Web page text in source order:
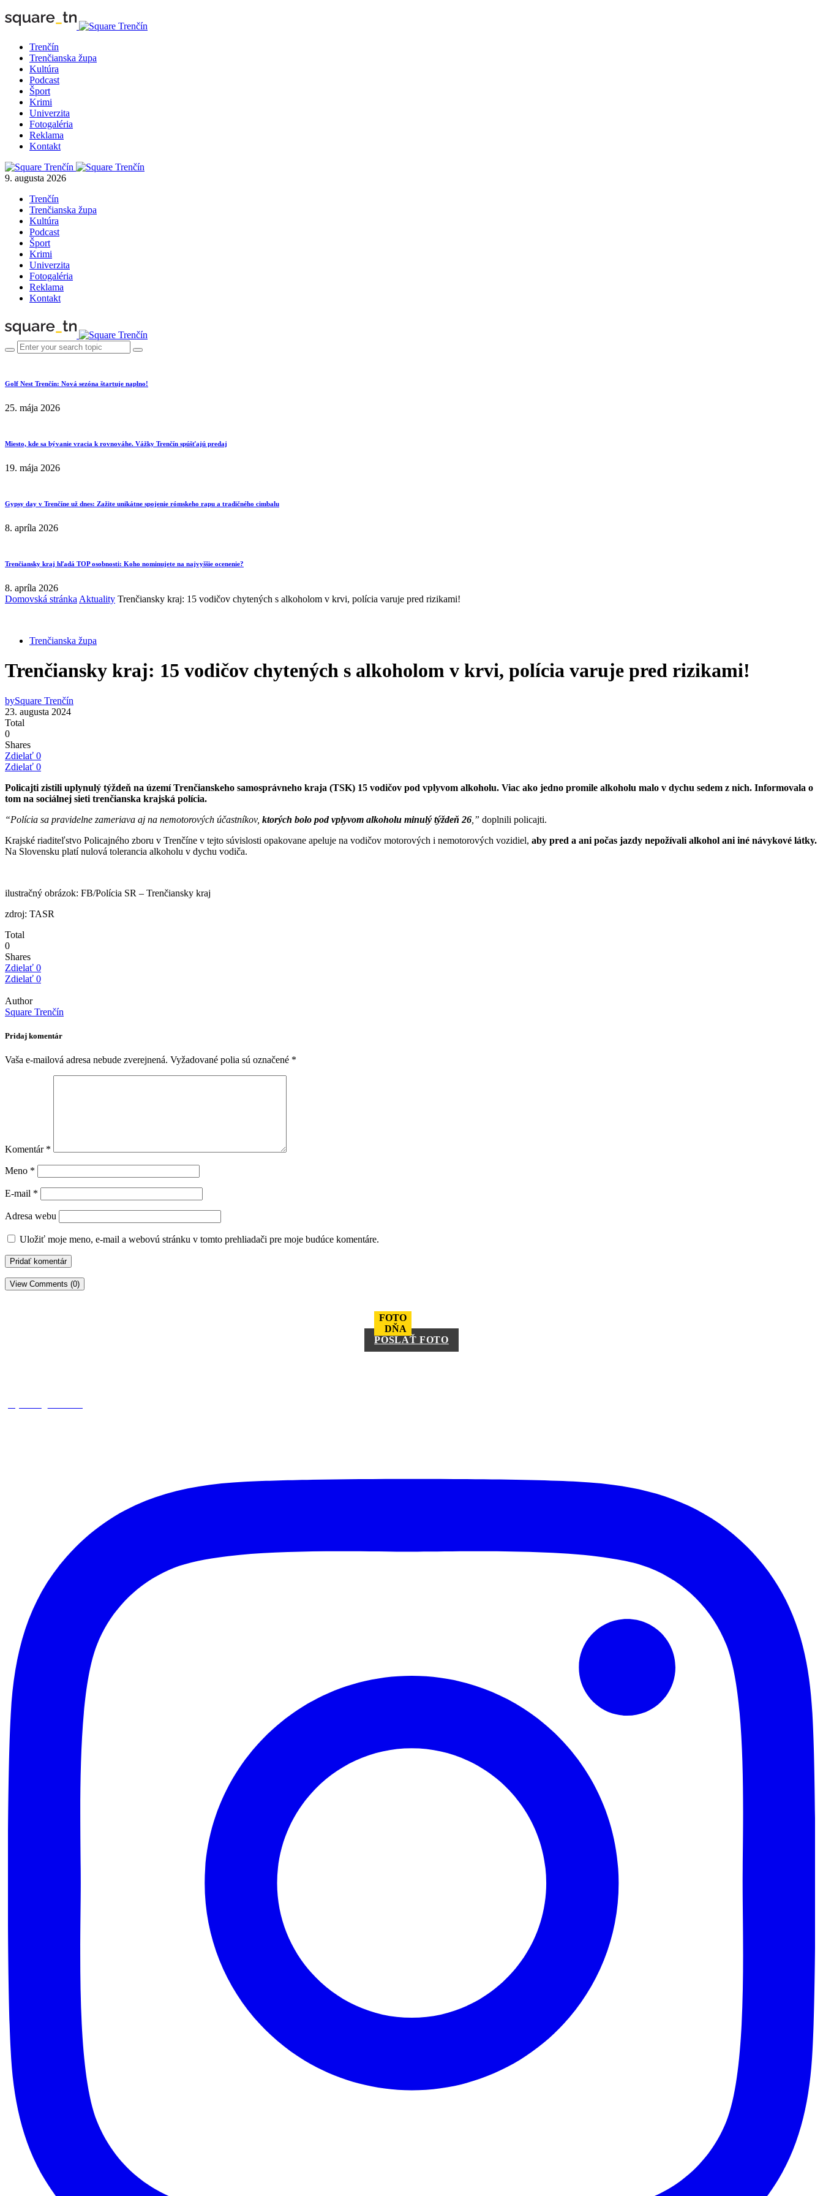
Trenčín
Trenčianska župa
Kultúra
Podcast
Šport
Krimi
Univerzita
Fotogaléria
Reklama
Kontakt
9. augusta 2026
Trenčín
Trenčianska župa
Kultúra
Podcast
Šport
Krimi
Univerzita
Fotogaléria
Reklama
Kontakt
Golf Nest Trenčín: Nová sezóna štartuje naplno!
25. mája 2026
Miesto, kde sa bývanie vracia k rovnováhe. Vážky Trenčín spúšťajú predaj
19. mája 2026
Gypsy day v Trenčíne už dnes: Zažite unikátne spojenie rómskeho rapu a tradičného cimbalu
8. apríla 2026
Trenčiansky kraj hľadá TOP osobnosti: Koho nominujete na najvyššie ocenenie?
8. apríla 2026
Domovská stránka Aktuality Trenčiansky kraj: 15 vodičov chytených s alkoholom v krvi, polícia varuje pred rizikami!
Trenčianska župa
Trenčiansky kraj: 15 vodičov chytených s alkoholom v krvi, polícia varuje pred rizikami!
bySquare Trenčín
23. augusta 2024
Total
0
Shares
Zdielať 0
Zdielať 0
Policajti zistili uplynulý týždeň na území Trenčianskeho samosprávneho kraja (TSK) 15 vodičov pod vplyvom alkoholu. Viac ako jedno promile alkoholu malo v dychu sedem z nich. Informovala o
tom na sociálnej sieti trenčianska krajská polícia.
“Polícia sa pravidelne zameriava aj na nemotorových účastníkov, ktorých bolo pod vplyvom alkoholu minulý týždeň 26 ,” doplnili policajti.
Krajské riaditeľstvo Policajného zboru v Trenčíne v tejto súvislosti opakovane apeluje na vodičov motorových i nemotorových vozidiel, aby pred a ani počas jazdy nepožívali alkohol ani iné návykové látky.
Na Slovensku platí nulová tolerancia alkoholu v dychu vodiča.
ilustračný obrázok: FB/Polícia SR – Trenčiansky kraj
zdroj: TASR
Total
0
Shares
Zdielať 0
Zdielať 0
Author
Square Trenčín
Pridaj komentár
Vaša e-mailová adresa nebude zverejnená. Vyžadované polia sú označené *
Komentár *
Meno *
E-mail *
Adresa webu
Uložiť moje meno, e-mail a webovú stránku v tomto prehliadači pre moje budúce komentáre.
View Comments (0)
FOTO
DŇA
POSLAŤ FOTO